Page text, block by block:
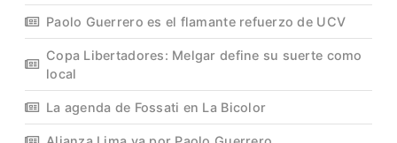
Paolo Guerrero es el flamante refuerzo de UCV
Copa Libertadores: Melgar define su suerte como
local
La agenda de Fossati en La Bicolor